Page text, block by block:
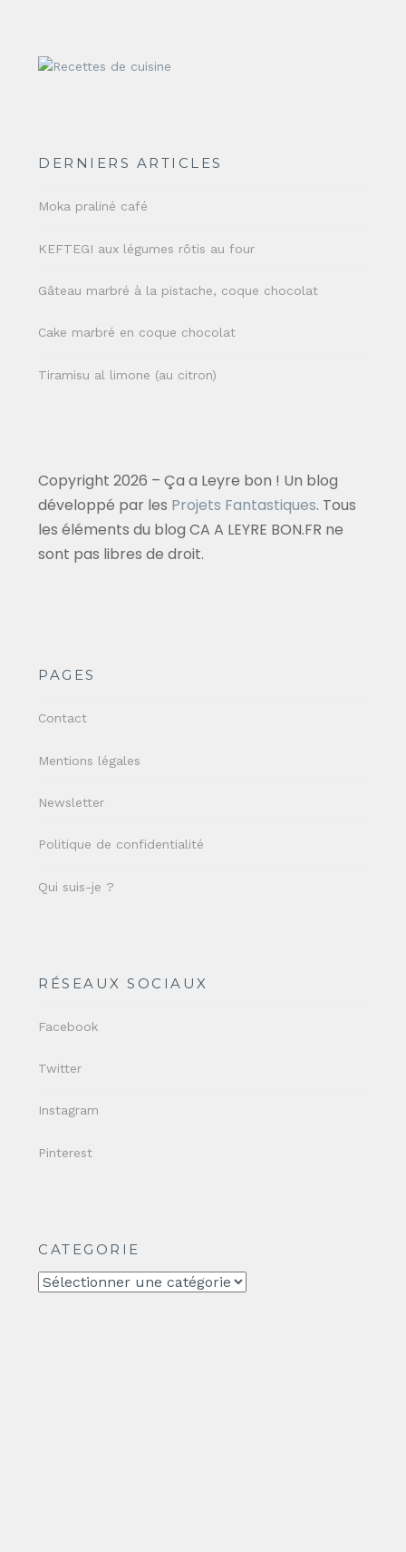
DERNIERS ARTICLES
Moka praliné café
KEFTEGI aux légumes rôtis au four
Gâteau marbré à la pistache, coque chocolat
Cake marbré en coque chocolat
Tiramisu al limone (au citron)
Copyright 2026 – Ça a Leyre bon ! Un blog
développé par les Projets Fantastiques. Tous
les éléments du blog CA A LEYRE BON.FR ne
sont pas libres de droit.
PAGES
Contact
Mentions légales
Newsletter
Politique de confidentialité
Qui suis-je ?
RÉSEAUX SOCIAUX
Facebook
Twitter
Instagram
Pinterest
CATEGORIE
CATEGORIE